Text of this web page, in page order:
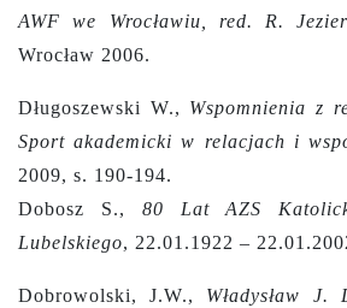
AWF we Wrocławiu, red. R.
Wrocław 2006.
Długoszewski W., Wspomnienia z
Sport akademicki w relacjach i
2009, s. 190-194.
Dobosz S., 80 Lat AZS
Lubelskiego, 22.01.1922 –
Dobrowolski, J.W., Władysław J.